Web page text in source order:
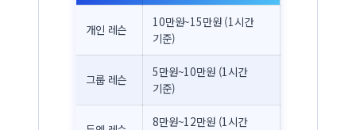
개인 레슨
10만원~15만원 (1시간
기준)
그룹 레슨
5만원~10만원 (1시간
기준)
8만원~12만원 (1시간